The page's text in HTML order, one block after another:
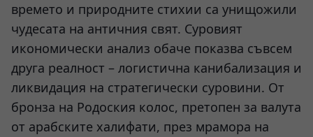
времето и природните стихии са унищожили
чудесата на античния свят. Суровият
икономически анализ обаче показва съвсем
друга реалност – логистична канибализация и
ликвидация на стратегически суровини. От
бронза на Родоския колос, претопен за валута
от арабските халифати, през мрамора на